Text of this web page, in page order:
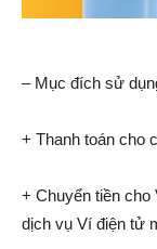
– Mục đích sử
+ Thanh toán cho
+ Chuyển tiền
dịch vụ Ví điện tử